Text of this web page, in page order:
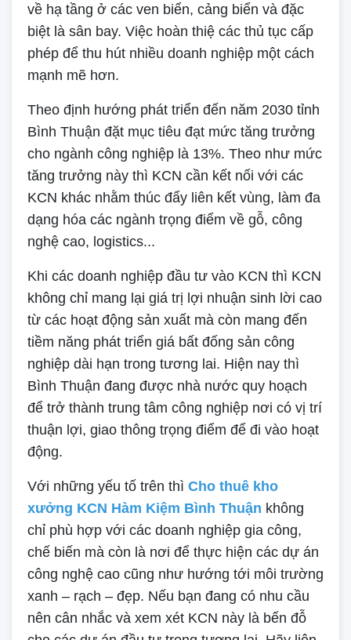
về hạ tầng ở các ven biển, cảng biển và đặc
biệt là sân bay. Việc hoàn thiệ các thủ tục cấp
phép để thu hút nhiều doanh nghiệp một cách
mạnh mẽ hơn.
Theo định hướng phát triển đến năm 2030 tỉnh
Bình Thuận đặt mục tiêu đạt mức tăng trưởng
cho ngành công nghiệp là 13%. Theo như mức
tăng trưởng này thì KCN cần kết nối với các
KCN khác nhằm thúc đẩy liên kết vùng, làm đa
dạng hóa các ngành trọng điểm về gỗ, công
nghệ cao, logistics...
Khi các doanh nghiệp đầu tư vào KCN thì KCN
không chỉ mang lại giá trị lợi nhuận sinh lời cao
từ các hoạt động sản xuất mà còn mang đến
tiềm năng phát triển giá bất đống sản công
nghiệp dài hạn trong tương lai. Hiện nay thì
Bình Thuận đang được nhà nước quy hoạch
để trở thành trung tâm công nghiệp nơi có vị trí
thuận lợi, giao thông trọng điểm để đi vào hoạt
động.
Với những yếu tố trên thì Cho thuê kho
xưởng KCN Hàm Kiệm Bình Thuận không
chỉ phù hợp với các doanh nghiệp gia công,
chế biến mà còn là nơi để thực hiện các dự án
công nghệ cao cũng như hướng tới môi trường
xanh – rạch – đẹp. Nếu bạn đang có nhu cầu
nên cân nhắc và xem xét KCN này là bến đỗ